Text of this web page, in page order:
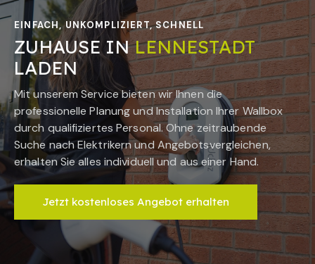
EINFACH, UNKOMPLIZIERT, SCHNELL
ZUHAUSE INLENNESTADT
LADEN
Mit unserem Service bieten wir Ihnen die
professionelle Planung und Installation Ihrer Wallbox
durch qualifiziertes Personal. Ohne zeitraubende
Suche nach Elektrikern und Angebotsvergleichen,
erhalten Sie alles individuell und aus einer Hand.
Jetzt kostenloses Angebot erhalten